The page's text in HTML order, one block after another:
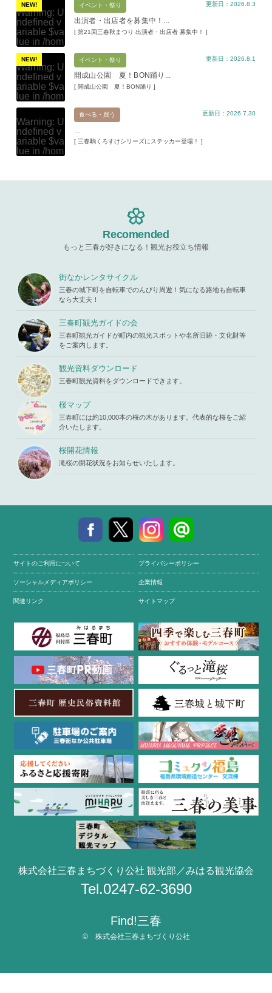
NEW!
Warning: U
ndefined v
ariable $va
lue in /hom
e/xs11945
9/miharuko
ma.com/pu
blic_html/w
p-content/t
hemes/mih
aru/templat
e-parts/pic
up.phpon l
ine19
Warning: A
parts/picu
p.phpon li
ne19
イベント・祭り
出演者・出店者を募集中！...
[ 第21回三春秋まつり 出演者・出店者 募集中！ ]
更新日：2026.8.3
NEW!
Warning: U
ndefined v
ariable $va
lue in /hom
e/xs11945
9/miharuko
ma.com/pu
blic_html/w
p-content/t
hemes/mih
up.phpon l
iharukoma.
com/public
_html/wp-c
ontent/the
mes/mihar
u/template-
parts/picu
p.phpon li
ne19
イベント・祭り
開成山公園 夏！BON踊り...
[ 開成山公園 夏！BON踊り ]
更新日：2026.8.1
Warning: U
ndefined v
ariable $va
lue in /hom
ma.com/pu
ttempt to re
ad property
"ID" on null
in/home/x
iharukoma.
com/public
_html/wp-c
ontent/the
mes/mihar
u/template-
parts/picu
p.phpon li
ne 19
食べる・買う
...
[ 三春駒くろすけシリーズにステッカー登場！ ]
更新日：2026.7.30
Recomended
もっと三春が好きになる！観光お役立ち情報
街なかレンタサイクル
三春の城下町を自転車でのんびり周遊！気になる路地も自転車
なら大丈夫！
三春町観光ガイドの会
三春町観光ガイドが町内の観光スポットや名所旧跡・文化財等
をご案内します。
観光資料ダウンロード
三春町観光資料をダウンロードできます。
桜マップ
三春町には約10,000本の桜の木があります。代表的な桜をご紹
介いたします。
桜開花情報
滝桜の開花状況をお知らせいたします。
サイトのご利用について プライバシーポリシー
ソーシャルメディアポリシー 企業情報
関連リンク サイトマップ
株式会社三春まちづくり公社 観光部／みはる観光協会
Tel.0247-62-3690
Find!三春
© 株式会社三春まちづくり公社